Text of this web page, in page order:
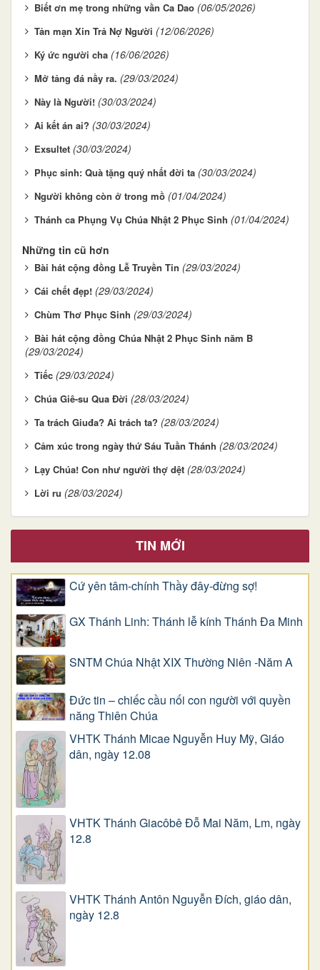
Biết ơn mẹ trong những vần Ca Dao (06/05/2026)
Tản mạn Xin Trả Nợ Người (12/06/2026)
Ký ức người cha (16/06/2026)
Mở tảng đá nầy ra. (29/03/2024)
Này là Người! (30/03/2024)
Ai kết án ai? (30/03/2024)
Exsultet (30/03/2024)
Phục sinh: Quà tặng quý nhất đời ta (30/03/2024)
Người không còn ở trong mồ (01/04/2024)
Thánh ca Phụng Vụ Chúa Nhật 2 Phục Sinh (01/04/2024)
Những tin cũ hơn
Bài hát cộng đồng Lễ Truyền Tin (29/03/2024)
Cái chết đẹp! (29/03/2024)
Chùm Thơ Phục Sinh (29/03/2024)
Bài hát cộng đồng Chúa Nhật 2 Phục Sinh năm B
(29/03/2024)
Tiếc (29/03/2024)
Chúa Giê-su Qua Đời (28/03/2024)
Ta trách Giuđa? Ai trách ta? (28/03/2024)
Cảm xúc trong ngày thứ Sáu Tuần Thánh (28/03/2024)
Lạy Chúa! Con như người thợ dệt (28/03/2024)
Lời ru (28/03/2024)
TIN MỚI
Cứ yên tâm-chính Thầy đây-đừng sợ!
GX Thánh Linh: Thánh lễ kính Thánh Đa Minh
SNTM Chúa Nhật XIX Thường Niên -Năm A
Đức tin – chiếc cầu nối con người với quyền
năng Thiên Chúa
VHTK Thánh Micae Nguyễn Huy Mỹ, Giáo
dân, ngày 12.08
VHTK Thánh Giacôbê Ðỗ Mai Năm, Lm, ngày
12.8
VHTK Thánh Antôn Nguyễn Ðích, giáo dân,
ngày 12.8